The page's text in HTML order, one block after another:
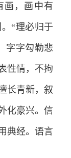
画，画中有
“理必归于
字字勾勒悲
性情，不拘
长青新，叙
化豪兴。信
典经。语言